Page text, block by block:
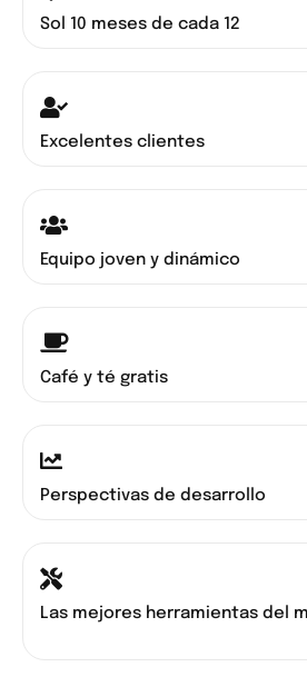
Sol 10 meses de cada 12
Excelentes clientes
Equipo joven y dinámico
Café y té gratis
Perspectivas de desarrollo
Las mejores herramientas del